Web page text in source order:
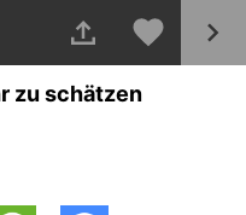
zu schätzen